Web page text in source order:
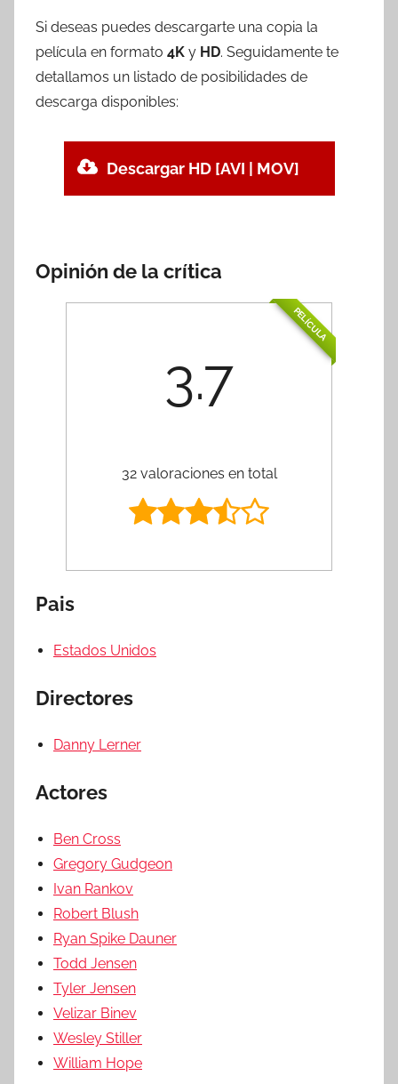
Si deseas puedes descargarte una copia la
película en formato 4K y HD. Seguidamente te
detallamos un listado de posibilidades de
descarga disponibles:
Descargar HD [AVI | MOV]
Opinión de la crítica
PELÍCULA
3.7
32 valoraciones en total
Pais
Estados Unidos
Directores
Danny Lerner
Actores
Ben Cross
Gregory Gudgeon
Ivan Rankov
Robert Blush
Ryan Spike Dauner
Todd Jensen
Tyler Jensen
Velizar Binev
Wesley Stiller
William Hope